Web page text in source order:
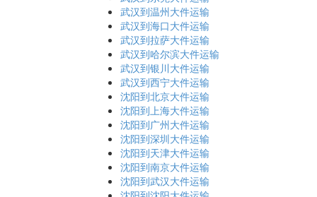
武汉到温州大件运输
武汉到海口大件运输
武汉到拉萨大件运输
武汉到哈尔滨大件运输
武汉到银川大件运输
武汉到西宁大件运输
沈阳到北京大件运输
沈阳到上海大件运输
沈阳到广州大件运输
沈阳到深圳大件运输
沈阳到天津大件运输
沈阳到南京大件运输
沈阳到武汉大件运输